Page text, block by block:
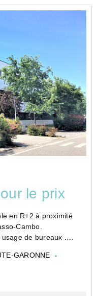
le prix
en R+2 à proximité
Cambo.
de bureaux .
GARONNE